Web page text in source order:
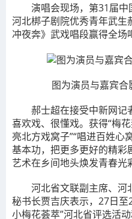
演唱会现场，第31届中
河北梆子剧院优秀青年武
冲夜奔》武戏唱段赢得全场
图为演员与嘉宾
郝士超在接受中新网记
喜欢戏、很懂戏。获得“梅
亮北方戏窝子”“唱进百姓心
基本功，把更多更好的精彩
艺术在乡间地头焕发青春光
河北省文联副主席、河
秘书长贾吉庆表示，27日
小梅花荟萃”河北省评选活